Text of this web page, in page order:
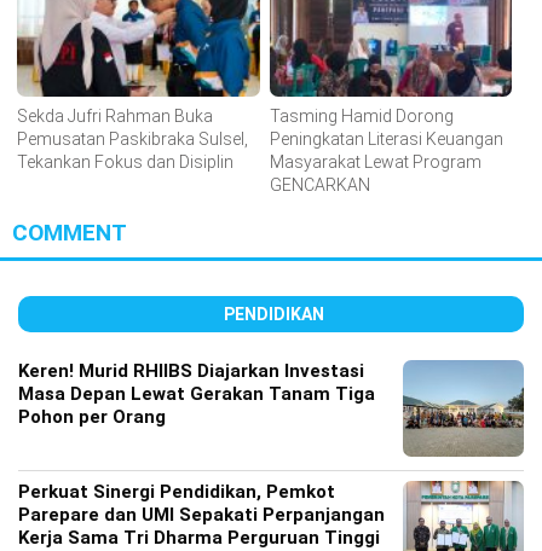
Sekda Jufri Rahman Buka
Pemusatan Paskibraka Sulsel,
Tekankan Fokus dan Disiplin
Tasming Hamid Dorong
Peningkatan Literasi Keuangan
Masyarakat Lewat Program
GENCARKAN
COMMENT
PENDIDIKAN
Keren! Murid RHIIBS Diajarkan Investasi
Masa Depan Lewat Gerakan Tanam Tiga
Pohon per Orang
Perkuat Sinergi Pendidikan, Pemkot
Parepare dan UMI Sepakati Perpanjangan
Kerja Sama Tri Dharma Perguruan Tinggi